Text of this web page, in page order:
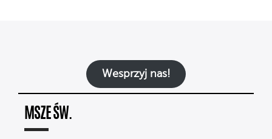
Wesprzyj nas!
MSZE ŚW.